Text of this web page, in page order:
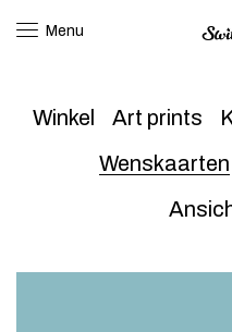
Menu
Winkel Art prints
Wenskaarten